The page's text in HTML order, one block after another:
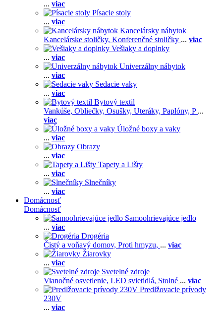
... viac
Písacie stoly
... viac
Kancelársky nábytok
Kancelárske stoličky, Konferenčné stoličky ... viac
Vešiaky a doplnky
... viac
Univerzálny nábytok
... viac
Sedacie vaky
... viac
Bytový textil
Vankúše, Obliečky, Osušky, Uteráky, Paplóny, P ...
viac
Úložné boxy a vaky
... viac
Obrazy
... viac
Tapety a Lišty
... viac
Slnečníky
... viac
Domácnosť
Domácnosť
Samoohrievajúce jedlo
... viac
Drogéria
Čistý a voňavý domov, Proti hmyzu, ... viac
Žiarovky
... viac
Svetelné zdroje
Vianočné osvetlenie, LED svietidlá, Stolné ... viac
Predlžovacie prívody
230V
... viac